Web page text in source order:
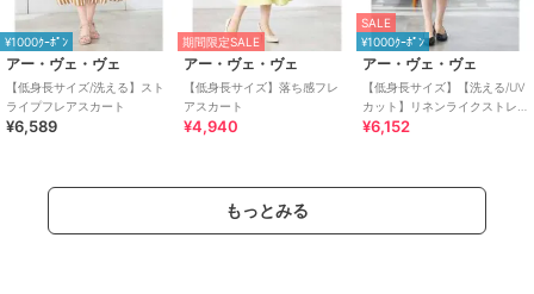
¥1000ｸｰﾎﾟﾝ
アー・ヴェ・ヴェ
【低身長サイズ/洗える】スト
ライプフレアスカート
¥6,589
期間限定SALE
アー・ヴェ・ヴェ
【低身長サイズ】落ち感フレ
アスカート
¥4,940
SALE
¥1000ｸｰﾎﾟﾝ
アー・ヴェ・ヴェ
【低身長サイズ】【洗える/UV
カット】リネンライクストレ
ッチタイトスカート
¥6,152
もっとみる